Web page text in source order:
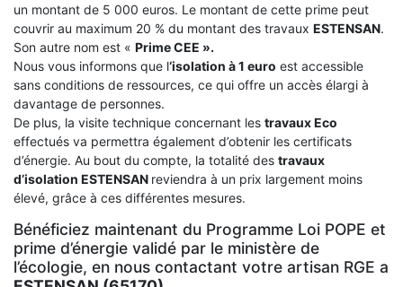
un montant de 5 000 euros. Le montant de cette prime peut
couvrir au maximum 20 % du montant des travaux ESTENSAN.
Son autre nom est « Prime CEE ».
Nous vous informons que l‘isolation à 1 euro est accessible
sans conditions de ressources, ce qui offre un accès élargi à
davantage de personnes.
De plus, la visite technique concernant les travaux Eco
effectués va permettra également d’obtenir les certificats
d’énergie. Au bout du compte, la totalité des travaux
d’isolation ESTENSAN reviendra à un prix largement moins
élevé, grâce à ces différentes mesures.
Bénéficiez maintenant du Programme Loi POPE et
prime d’énergie validé par le ministère de
l’écologie, en nous contactant votre artisan RGE a